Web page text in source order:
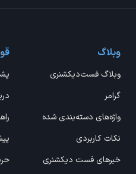
وبلاگ
وبلاگ فست‌دیکشنری
گرامر
واژه‌های دسته‌بندی شده
نکات کاربردی
خبرهای فست دیکشنری